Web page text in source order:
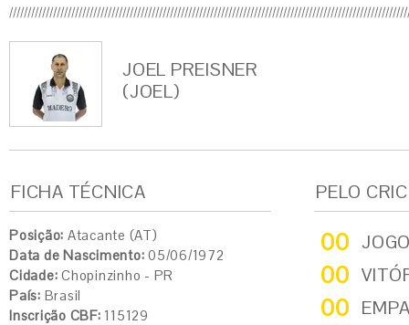
JOEL PREISNER
(JOEL)
FICHA TÉCNICA
Posição: Atacante (AT)
Data de Nascimento: 05/06/1972
Cidade: Chopinzinho - PR
País: Brasil
Inscrição CBF: 115129
PELO
00
00
00